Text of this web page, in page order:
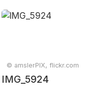
© amslerPIX, flickr.com
IMG_5924